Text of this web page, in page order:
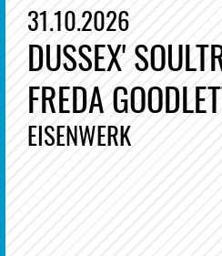
31.10.2026
DUSSEX'
FREDA
EISENWERK